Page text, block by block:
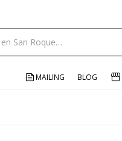
MAILING BLOG